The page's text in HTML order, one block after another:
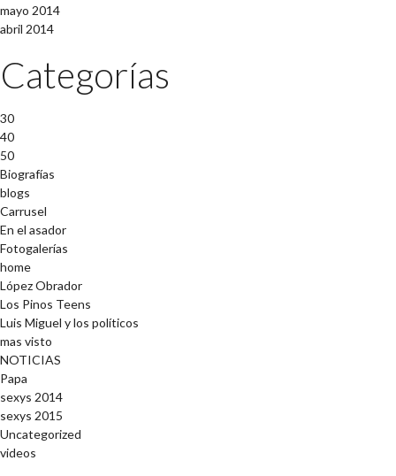
mayo 2014
abril 2014
Categorías
30
40
50
Biografías
blogs
Carrusel
En el asador
Fotogalerías
home
López Obrador
Los Pinos Teens
Luis Miguel y los políticos
mas visto
NOTICIAS
Papa
sexys 2014
sexys 2015
Uncategorized
videos